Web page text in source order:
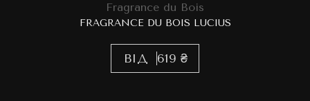
Fragrance du Bois
FRAGRANCE DU BOIS LUCIUS
ВІД 619 ₴